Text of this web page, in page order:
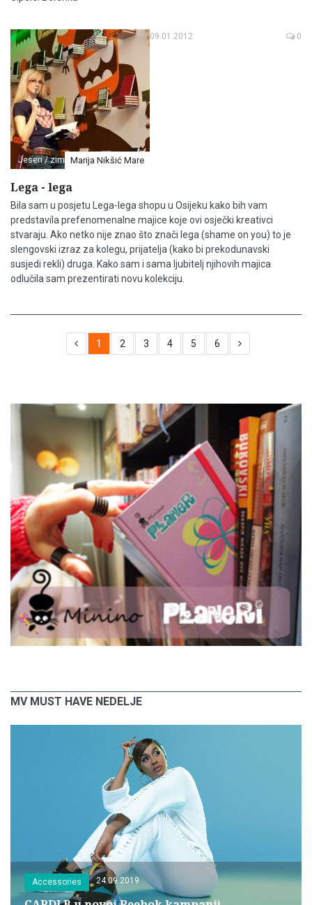
Jesen / zima Marija Nikšić Mare
09.01.2012 0
Lega - lega
Bila sam u posjetu Lega-lega shopu u Osijeku kako bih vam
predstavila prefenomenalne majice koje ovi osječki kreativci
stvaraju. Ako netko nije znao što znači lega (shame on you) to je
slengovski izraz za kolegu, prijatelja (kako bi prekodunavski
susjedi rekli) druga. Kako sam i sama ljubitelj njihovih majica
odlučila sam prezentirati novu kolekciju.
1 2 3 4 5 6
MV MUST HAVE NEDELJE
Accessories 24.09.2019